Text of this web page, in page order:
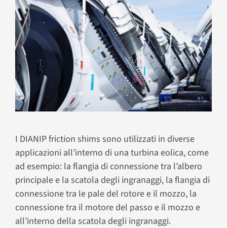
I DIANIP friction shims sono utilizzati in diverse
applicazioni all’interno di una turbina eolica, come
ad esempio: la flangia di connessione tra l’albero
principale e la scatola degli ingranaggi, la flangia di
connessione tra le pale del rotore e il mozzo, la
connessione tra il motore del passo e il mozzo e
all’interno della scatola degli ingranaggi.